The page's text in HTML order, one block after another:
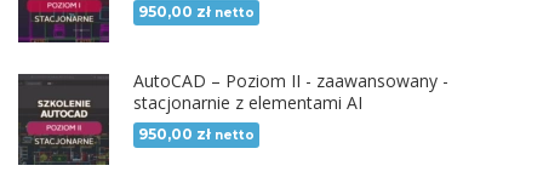
950,00 zł netto
AutoCAD – Poziom II - zaawansowany -
stacjonarnie z elementami AI
950,00 zł netto